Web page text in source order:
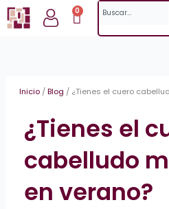
al
0
CartSearch
Inicio/Blog / ¿Tienes el cuero
¿Tienes el
cabelludo
en verano?